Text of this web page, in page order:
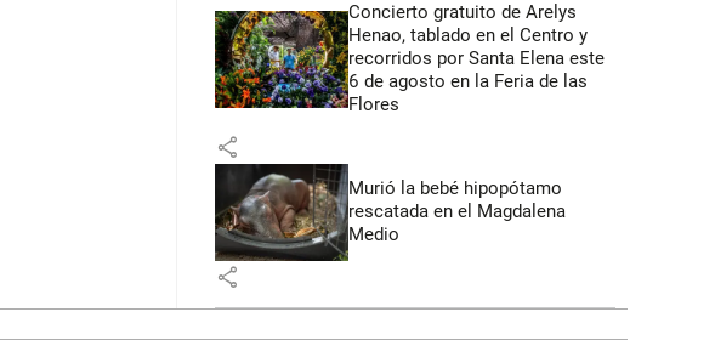
Concierto gratuito de Arelys
Henao, tablado en el Centro y
recorridos por Santa Elena este
6 de agosto en la Feria de las
Flores
share
Murió la bebé hipopótamo
rescatada en el Magdalena
Medio
share